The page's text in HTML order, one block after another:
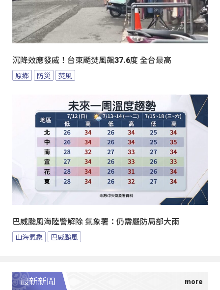
沉降效應發威！台東颳焚風飆37.6度 全台最高
原鄉 防災 焚風
巴威颱風海陸警解除 氣象署：仍需嚴防局部大雨
山海氣象 巴威颱風
最新新聞